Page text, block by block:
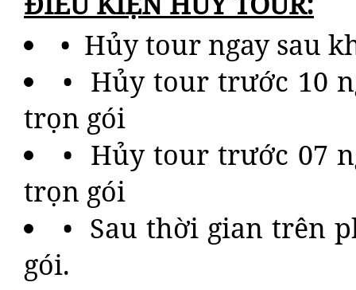
• Hủy tour ngay sau
• Hủy tour trước 10
trọn gói
• Hủy tour trước 07
trọn gói
• Sau thời gian trên
gói.